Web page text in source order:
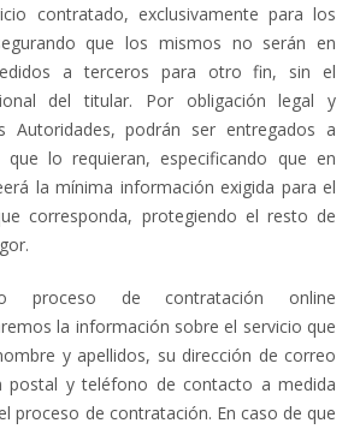
contratado, exclusivamente para los
que los mismos no serán en
a terceros para otro fin, sin el
del titular. Por obligación legal y
Autoridades, podrán ser entregados a
que lo requieran, especificando que en
la mínima información exigida para el
corresponda, protegiendo el resto de
proceso de contratación online
la información sobre el servicio que
y apellidos, su dirección de correo
postal y teléfono de contacto a medida
proceso de contratación. En caso de que